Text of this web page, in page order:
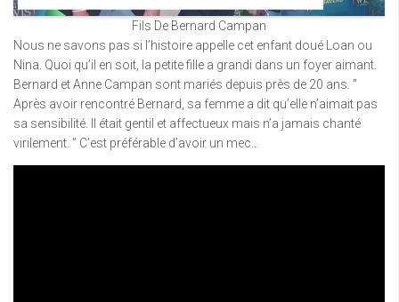
Fils De Bernard Campan
Nous ne savons pas si l’histoire appelle cet enfant doué Loan ou
Nina. Quoi qu’il en soit, la petite fille a grandi dans un foyer aimant.
Bernard et Anne Campan sont mariés depuis près de 20 ans. ”
Après avoir rencontré Bernard, sa femme a dit qu’elle n’aimait pas
sa sensibilité. Il était gentil et affectueux mais n’a jamais chanté
virilement. ” C’est préférable d’avoir un mec…